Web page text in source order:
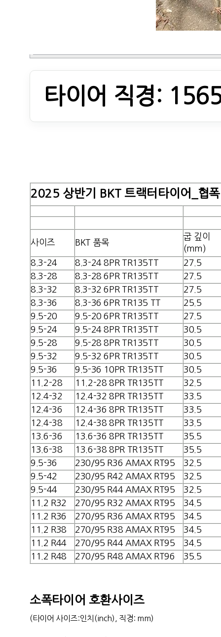
타이어 직경:
2025 상반기 BKT 트랙터타이어_협
사이즈 BKT 품목
굽 깊이
(mm)
8.3-24
8.3-24 8PR TR135TT
27.5
8.3-28
8.3-28 6PR TR135TT
27.5
8.3-32
8.3-32 6PR TR135TT
27.5
8.3-36
8.3-36 6PR TR135 TT
25.5
9.5-20
9.5-20 6PR TR135TT
27.5
9.5-24
9.5-24 8PR TR135TT
30.5
9.5-28
9.5-28 8PR TR135TT
30.5
9.5-32
9.5-32 6PR TR135TT
30.5
9.5-36
9.5-36 10PR TR135TT
30.5
11.2-28
11.2-28 8PR TR135TT
32.5
12.4-32
12.4-32 8PR TR135TT
33.5
12.4-36
12.4-36 8PR TR135TT
33.5
12.4-38
12.4-38 8PR TR135TT
33.5
13.6-36
13.6-36 8PR TR135TT
35.5
13.6-38
13.6-38 8PR TR135TT
35.5
9.5-36
230/95 R36 AMAX RT95
32.5
9.5-42
230/95 R42 AMAX RT95
32.5
9.5-44
230/95 R44 AMAX RT95
32.5
11.2 R32
270/95 R32 AMAX RT95
34.5
11.2 R36
270/95 R36 AMAX RT95
34.5
11.2 R38
270/95 R38 AMAX RT95
34.5
11.2 R44
270/95 R44 AMAX RT95
34.5
11.2 R48
270/95 R48 AMAX RT96 35.5
소폭타이어 호환사이즈
(타이어 사이즈:인치(inch), 직경: mm)